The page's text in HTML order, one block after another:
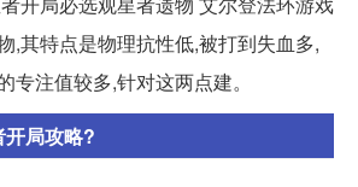
,其特点是物理抗性低,被打到失血多,
专注值较多,针对这两点建。
局攻略?